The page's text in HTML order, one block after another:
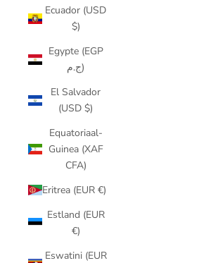
Ecuador (USD
$)
Egypte (EGP
ج.م)
El Salvador
(USD $)
Equatoriaal-
Guinea (XAF
CFA)
Eritrea (EUR €)
Estland (EUR
€)
Eswatini (EUR